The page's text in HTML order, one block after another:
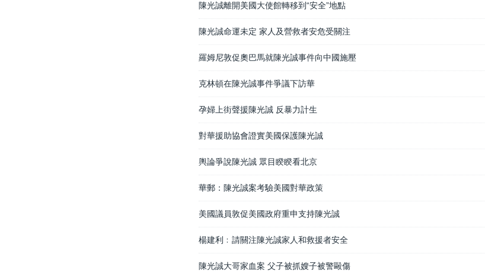
陳光誠離開美國大使館轉移到“安全”地點
陳光誠命運未定 家人及營救者安危受關注
羅姆尼敦促奧巴馬就陳光誠事件向中國施壓
克林頓在陳光誠事件爭議下訪華
孕婦上街聲援陳光誠 反暴力計生
對華援助協會證實美國保護陳光誠
輿論爭說陳光誠 眾目睽睽看北京
華郵：陳光誠案考驗美國對華政策
美國議員敦促美國政府重申支持陳光誠
楊建利﹕請關注陳光誠家人和救援者安全
陳光誠大哥家血案 父子被抓嫂子被警毆傷